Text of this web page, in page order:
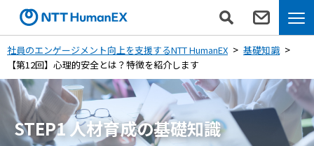
社員のエンゲージメント向上を支援するNTT HumanEX
基礎知識
【第12回】心理的安全とは？特徴を紹介します
STEP1 人材育成の基礎知識